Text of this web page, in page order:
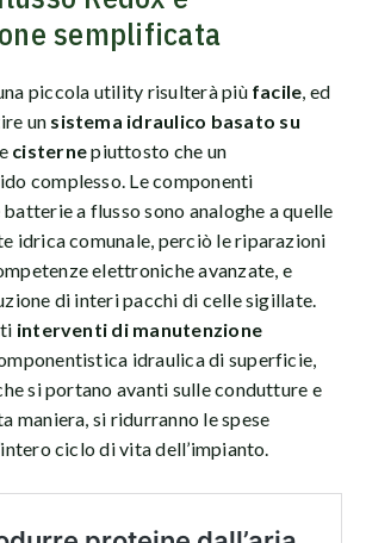
semplificata
piccola utility risulterà più facile, ed
un sistema idraulico basato su
e cisternepiuttosto che un
complesso. Le componenti
a flusso sono analoghe a quelle
idrica comunale, perciò le riparazioni
elettroniche avanzate, e
di interi pacchi di celle sigillate.
interventi di manutenzione
idraulica di superficie,
si portano avanti sulle condutture e
maniera, si ridurranno le spese
ciclo di vita dell’impianto.